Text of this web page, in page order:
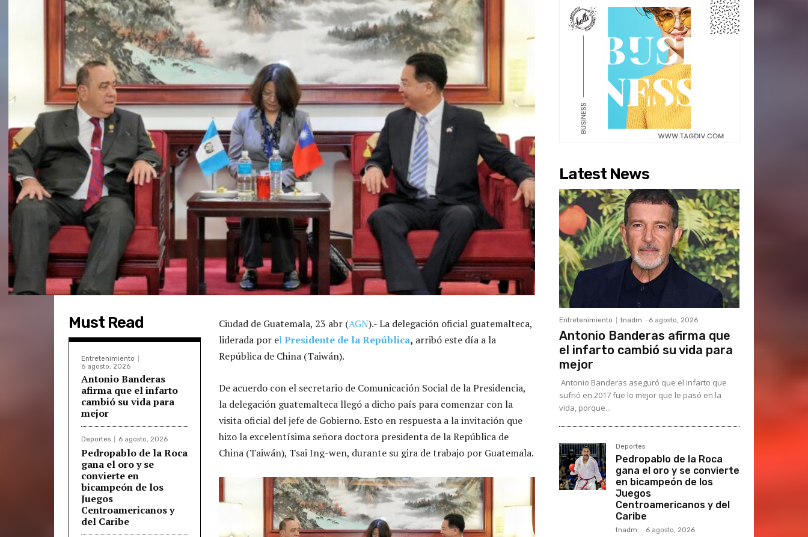
Must Read
Entretenimiento
6 agosto, 2026
Antonio Banderas
afirma que el infarto
cambió su vida para
mejor
Deportes 6 agosto, 2026
Pedropablo de la Roca
gana el oro y se
convierte en
bicampeón de los
Juegos
Centroamericanos y
del Caribe
Ciudad de Guatemala, 23 abr (AGN).- La delegación oficial guatemalteca,
liderada por elPresidente de la República, arribó este día a la
República de China (Taiwán).
De acuerdo con el secretario de Comunicación Social de la Presidencia,
la delegación guatemalteca llegó a dicho país para comenzar con la
visita oficial del jefe de Gobierno. Esto en respuesta a la invitación que
hizo la excelentísima señora doctora presidenta de la República de
China (Taiwán), Tsai Ing-wen, durante su gira de trabajo por Guatemala.
Latest News
Entretenimiento tnadm - 6 agosto, 2026
Antonio Banderas afirma que
el infarto cambió su vida para
mejor
Antonio Banderas aseguró que el infarto que
sufrió en 2017 fue lo mejor que le pasó en la
vida, porque...
Deportes
Pedropablo de la Roca
gana el oro y se convierte
en bicampeón de los
Juegos
Centroamericanos y del
Caribe
tnadm - 6 agosto, 2026